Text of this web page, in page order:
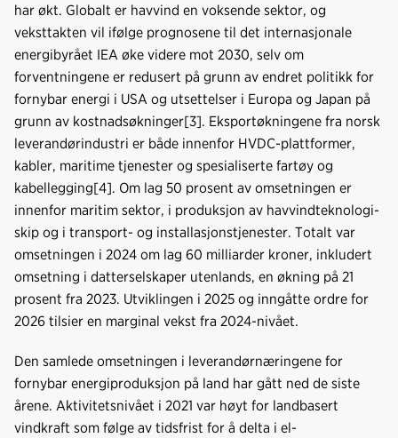
har økt. Globalt er havvind en voksende sektor, og
veksttakten vil ifølge prognosene til det internasjonale
energibyrået IEA øke videre mot 2030, selv om
forventningene er redusert på grunn av endret politikk for
fornybar energi i USA og utsettelser i Europa og Japan på
grunn av kostnadsøkninger[3]. Eksportøkningene fra norsk
leverandørindustri er både innenfor HVDC-plattformer,
kabler, maritime tjenester og spesialiserte fartøy og
kabellegging[4]. Om lag 50 prosent av omsetningen er
innenfor maritim sektor, i produksjon av havvindteknologi-
skip og i transport- og installasjonstjenester. Totalt var
omsetningen i 2024 om lag 60 milliarder kroner, inkludert
omsetning i datterselskaper utenlands, en økning på 21
prosent fra 2023. Utviklingen i 2025 og inngåtte ordre for
2026 tilsier en marginal vekst fra 2024-nivået.
Den samlede omsetningen i leverandørnæringene for
fornybar energiproduksjon på land har gått ned de siste
årene. Aktivitetsnivået i 2021 var høyt for landbasert
vindkraft som følge av tidsfrist for å delta i el-